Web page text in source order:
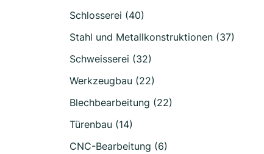
Schlosserei (40)
Stahl und Metallkonstruktionen (37)
Schweisserei (32)
Werkzeugbau (22)
Blechbearbeitung (22)
Türenbau (14)
CNC-Bearbeitung (6)